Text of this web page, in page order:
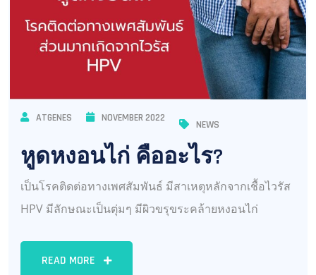
ATGENES NOVEMBER 2022
NEWS
หูดหงอนไก่ คืออะไร?
เป็นโรคติดต่อทางเพศสัมพันธ์ มีสาเหตุหลักจากเชื้อไวรัส
HPV มีลักษณะเป็นตุ่มๆ มีผิวขรุขระคล้ายหงอนไก่
READ MORE